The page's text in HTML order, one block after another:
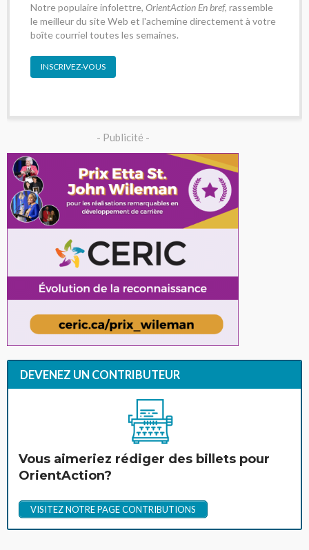
Notre populaire infolettre, OrientAction En bref, rassemble
le meilleur du site Web et l'achemine directement à votre
boîte courriel toutes les semaines.
INSCRIVEZ-VOUS
- Publicité -
DEVENEZ UN CONTRIBUTEUR
Vous aimeriez rédiger des billets pour
OrientAction?
VISITEZ NOTRE PAGE CONTRIBUTIONS